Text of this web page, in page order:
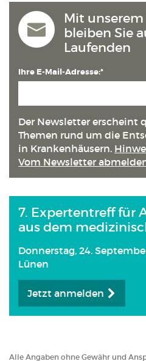
Mit
bleiben Sie
Laufenden
Ihre E-Mail-Adresse:*
Der Newsletter erscheint
Themen rund um die
in Kranken­häusern.
Vom Newsletter
7. Expertentreff für
aus dem
Donnerstag, 24.
Lünen
Jetzt anmelden
Alle Angaben ohne Gewähr und